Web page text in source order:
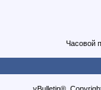
Часовой